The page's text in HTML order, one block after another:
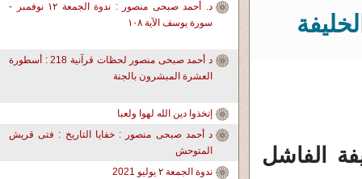
الفاشل
د. أحمد صبحى منصور : ندوة الجمعة ١٢ نوفمبر -
سورة يوسف الآية ١٠٨
د أحمد صبحى منصور لحظات قرآنية 218 : أسطورة
العشرة المبشرون بالجنة
إتخذوا دين الله لهوا ولعبا
د أحمد صبحى منصور : خفايا التاريخ : فتى قريش
المتوحش
ندوة الجمعة ٢ يوليو 2021